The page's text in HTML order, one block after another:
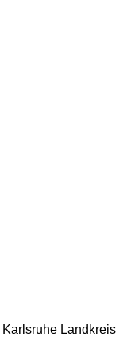
Karlsruhe Landkreis